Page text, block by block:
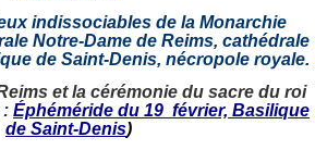
indissociables de la Monarchie
Notre-Dame de Reims, cathédrale
de Saint-Denis, nécropole royale.
et la cérémonie du sacre du roi
: Éphéméride du 19 février, Basilique
de Saint-Denis)